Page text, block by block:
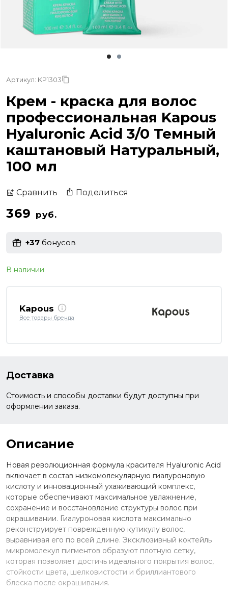
Артикул: KP1303
Крем - краска для волос
профессиональная Kapous
Hyaluronic Acid 3/0 Темный
каштановый Натуральный,
100 мл
Сравнить Поделиться
369 руб.
+37 бонусов
В наличии
Kapous
Все товары бренда
Доставка
Стоимость и способы доставки будут доступны при
оформлении заказа.
Описание
Новая революционная формула красителя Hyaluronic Acid
включает в состав низкомолекулярную гиалуроновую
кислоту и инновационный ухаживающий комплекс,
которые обеспечивают максимальное увлажнение,
сохранение и восстановление структуры волос при
окрашивании. Гиалуроновая кислота максимально
реконструирует поврежденную кутикулу волос,
выравнивая его по всей длине. Эксклюзивный коктейль
микромолекул пигментов образуют плотную сетку,
которая позволяет достичь идеального покрытия волос,
стойкости цвета, шелковистости и бриллиантового
блеска после окрашивания.